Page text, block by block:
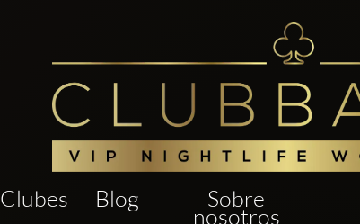
Clubes Blog Sobre
nosotros